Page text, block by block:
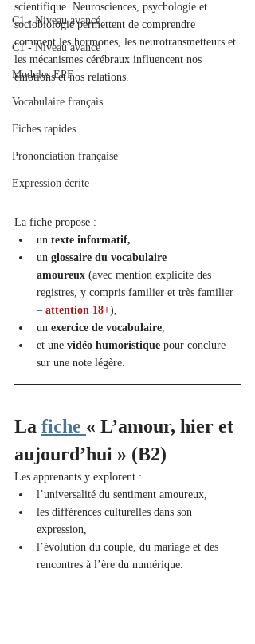
C1 - Niveau avancé
C1 - Niveau avancé
Modules EPF
Vocabulaire français
Fiches rapides
Prononciation française
Expression écrite
scientifique. Neurosciences, psychologie et
sociobiologie permettent de comprendre
comment les hormones, les neurotransmetteurs et
les mécanismes cérébraux influencent nos
émotions et nos relations.
La fiche propose :
un texte informatif,
un glossaire du vocabulaire
amoureux (avec mention explicite des
registres, y compris familier et très familier
– attention 18+),
un exercice de vocabulaire
et une vidéo humoristique pour conclure
sur une note légère.
La fiche « L’amour, hier et
aujourd’hui » (B2)
Les apprenants y explorent :
l’universalité du sentiment amoureux,
les différences culturelles dans son
expression,
l’évolution du couple, du mariage et des
rencontres à l’ère du numérique.